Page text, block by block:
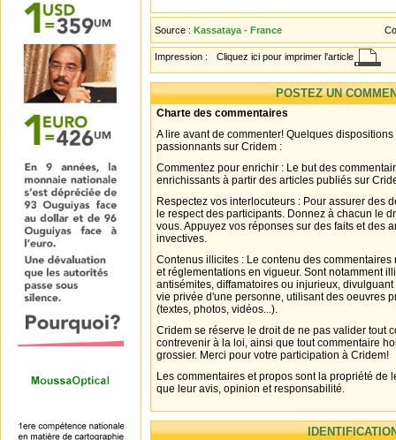
Source : Kassataya - France
Impression : Cliquez ici pour imprimer l'article
POSTEZ UN
Charte des commentaires
A lire avant de commenter! Quelques
passionnants sur Cridem :
Commentez pour enrichir : Le but des
enrichissants à partir des articles publiés sur
Respectez vos interlocuteurs : Pour assurer des
le respect des participants. Donnez à chacun le
vous. Appuyez vos réponses sur des faits et des
invectives.
Contenus illicites : Le contenu des
et réglementations en vigueur. Sont notamment
antisémites, diffamatoires ou injurieux,
vie privée d'une personne, utilisant des oeuvres
(textes, photos, vidéos...).
Cridem se réserve le droit de ne pas valider tout
contrevenir à la loi, ainsi que tout commentaire
grossier. Merci pour votre participation à Cridem!
Les commentaires et propos sont la propriété de
que leur avis, opinion et responsabilité.